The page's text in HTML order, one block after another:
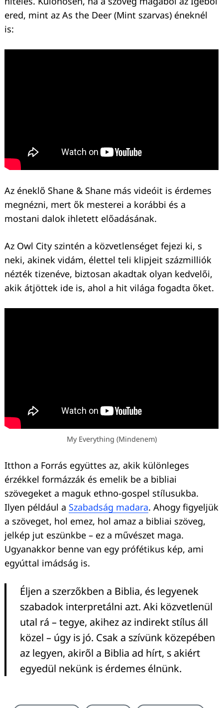
ered, mint az As the Deer (Mint szarvas) éneknél
is:
Az éneklő Shane & Shane más videóit is érdemes
megnézni, mert ők mesterei a korábbi és a
mostani dalok ihletett előadásának.
Az Owl City szintén a közvetlenséget fejezi ki, s
neki, akinek vidám, élettel teli klipjeit százmilliók
nézték tizenéve, biztosan akadtak olyan kedvelői,
akik átjöttek ide is, ahol a hit világa fogadta őket.
My Everything (Mindenem)
Itthon a Forrás együttes az, akik különleges
érzékkel formázzák és emelik be a bibliai
szövegeket a maguk ethno-gospel stílusukba.
Ilyen például a Szabadság madara. Ahogy figyeljük
a szöveget, hol emez, hol amaz a bibliai szöveg,
jelkép jut eszünkbe – ez a művészet maga.
Ugyanakkor benne van egy prófétikus kép, ami
egyúttal imádság is.
Éljen a szerzőkben a Biblia, és legyenek
szabadok interpretálni azt. Aki közvetlenül
utal rá – tegye, akihez az indirekt stílus áll
közel – úgy is jó. Csak a szívünk közepében
az legyen, akiről a Biblia ad hírt, s akiért
egyedül nekünk is érdemes élnünk.